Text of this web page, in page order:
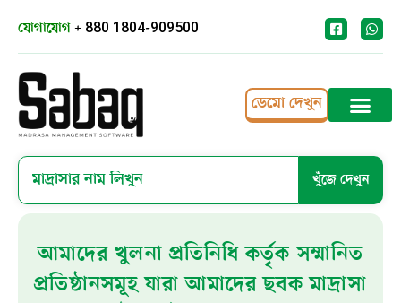
যোগাযোগ + 880 1804-909500
ডেমো দেখুন
খুঁজে দেখুন
আমাদের খুলনা প্রতিনিধি কর্তৃক সম্মানিত
প্রতিষ্ঠানসমূহ যারা আমাদের ছবক মাদ্রাসা